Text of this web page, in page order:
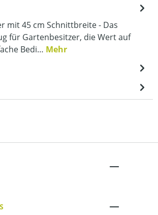
mit 45 cm Schnittbreite - Das
für Gartenbesitzer, die Wert auf
Bedi… Mehr